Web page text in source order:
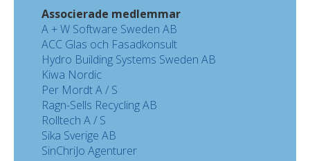
Associerade medlemmar
A + W Software Sweden AB
ACC Glas och Fasadkonsult
Hydro Building Systems Sweden AB
Kiwa Nordic
Per Mordt A / S
Ragn-Sells Recycling AB
Rolltech A / S
Sika Sverige AB
SinChriJo Agenturer